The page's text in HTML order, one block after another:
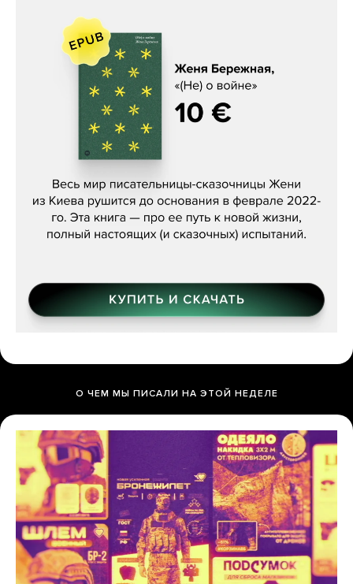
Женя Бережная, «(Не) о войне»
О ЧЕМ МЫ ПИСАЛИ НА ЭТОЙ НЕДЕЛЕ